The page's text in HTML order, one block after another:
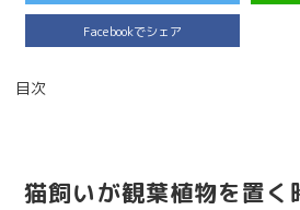
Facebookでシェア
目次
猫飼いが観葉植物を置く